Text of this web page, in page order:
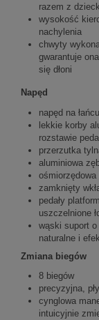
razem z
wysokość
nachylenia
chwyty
gwarantuje
się dłoni
Napęd
napęd na
lekkie korby
rozstawie
przerzutka
aluminiowa
zamknięty
pedały
uszczelnione
wąski suport
naturalne i
Zmiana biegów
8 biegów
precyzyjna,
cynglowa
intuicyjnie